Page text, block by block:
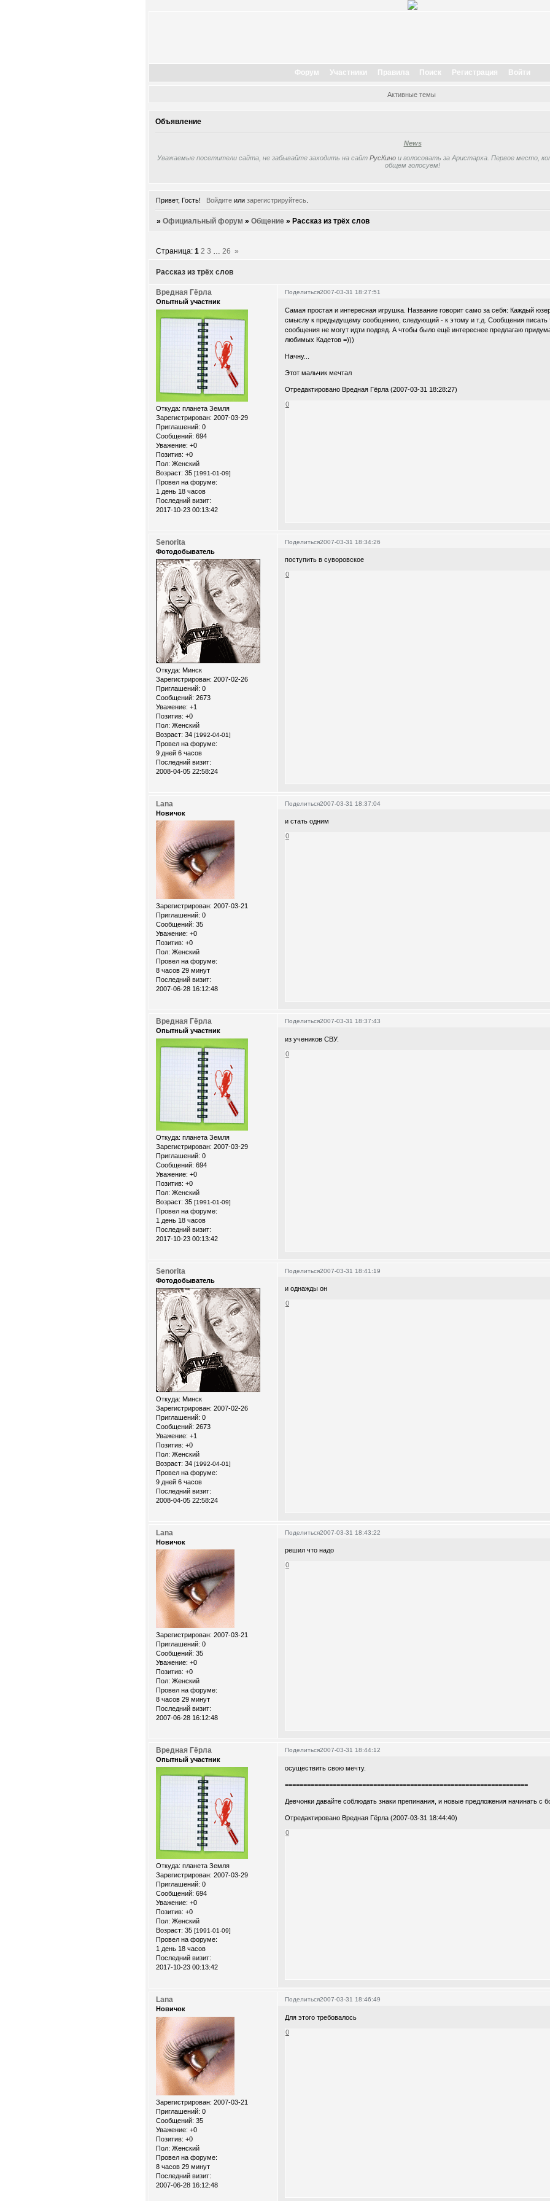
Форум Участники Правила Поиск Регистрация Войти
Активные темы
Объявление
News
Уважаемые посетители сайта, не забывайте заходить на сайт РусКино и голосовать за Аристарха. Первое место,
общем голосуем!
Привет, Гость! Войдитеили зарегистрируйтесь.
»Официальный форум »Общение »Рассказ из трёх слов
Рассказ из трёх слов
Страница:1 2 3 … 26 »
Поделиться2007-03-31 18:27:51
Вредная Гёрла
Опытный участник
Откуда: планета Земля
Зарегистрирован: 2007-03-29
Приглашений: 0
Сообщений: 694
Уважение: +0
Позитив: +0
Пол: Женский
Возраст: 35 [1991-01-09]
Провел на форуме:
1 день 18 часов
Последний визит:
2017-10-23 00:13:42
Самая простая и интересная игрушка. Название говорит само за себя: Каждый
смыслу к предыдущему сообщению, следующий - к этому и т.д. Сообщения писать
сообщения не могут идти подряд. А чтобы было ещё интереснее предлагаю
любимых Кадетов =)))
Начну...
Этот мальчик мечтал
Отредактировано Вредная Гёрла (2007-03-31 18:28:27)
0
Поделиться2007-03-31 18:34:26
Senorita
Фотодобыватель
Откуда: Минск
Зарегистрирован: 2007-02-26
Приглашений: 0
Сообщений: 2673
Уважение: +1
Позитив: +0
Пол: Женский
Возраст: 34 [1992-04-01]
Провел на форуме:
9 дней 6 часов
Последний визит:
2008-04-05 22:58:24
поступить в суворовское
0
Поделиться2007-03-31 18:37:04
Lana
Новичок
Зарегистрирован: 2007-03-21
Приглашений: 0
Сообщений: 35
Уважение: +0
Позитив: +0
Пол: Женский
Провел на форуме:
8 часов 29 минут
Последний визит:
2007-06-28 16:12:48
и стать одним
0
Поделиться2007-03-31 18:37:43
Вредная Гёрла
Опытный участник
Откуда: планета Земля
Зарегистрирован: 2007-03-29
Приглашений: 0
Сообщений: 694
Уважение: +0
Позитив: +0
Пол: Женский
Возраст: 35 [1991-01-09]
Провел на форуме:
1 день 18 часов
Последний визит:
2017-10-23 00:13:42
из учеников СВУ.
0
Поделиться2007-03-31 18:41:19
Senorita
Фотодобыватель
Откуда: Минск
Зарегистрирован: 2007-02-26
Приглашений: 0
Сообщений: 2673
Уважение: +1
Позитив: +0
Пол: Женский
Возраст: 34 [1992-04-01]
Провел на форуме:
9 дней 6 часов
Последний визит:
2008-04-05 22:58:24
и однажды он
0
Поделиться2007-03-31 18:43:22
Lana
Новичок
Зарегистрирован: 2007-03-21
Приглашений: 0
Сообщений: 35
Уважение: +0
Позитив: +0
Пол: Женский
Провел на форуме:
8 часов 29 минут
Последний визит:
2007-06-28 16:12:48
решил что надо
0
Поделиться2007-03-31 18:44:12
Вредная Гёрла
Опытный участник
Откуда: планета Земля
Зарегистрирован: 2007-03-29
Приглашений: 0
Сообщений: 694
Уважение: +0
Позитив: +0
Пол: Женский
Возраст: 35 [1991-01-09]
Провел на форуме:
1 день 18 часов
Последний визит:
2017-10-23 00:13:42
осуществить свою мечту.
==================================================================
Девчонки давайте соблюдать знаки препинания, и новые предложения начинать с
Отредактировано Вредная Гёрла (2007-03-31 18:44:40)
0
Поделиться2007-03-31 18:46:49
Lana
Новичок
Зарегистрирован: 2007-03-21
Приглашений: 0
Сообщений: 35
Уважение: +0
Позитив: +0
Пол: Женский
Провел на форуме:
8 часов 29 минут
Последний визит:
2007-06-28 16:12:48
Для этого требовалось
0